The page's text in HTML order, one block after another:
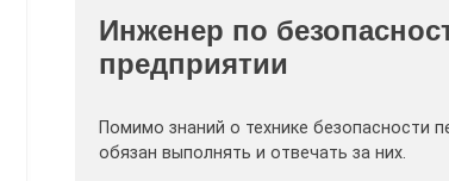
Инженер по
предприятии
Помимо знаний о технике безопасности
обязан выполнять и отвечать за них.